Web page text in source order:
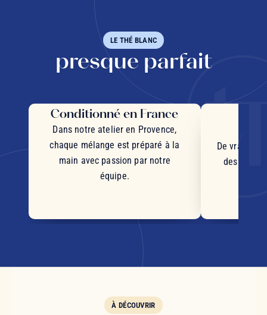
LE THÉ BLANC
presque parfait
Conditionné en France
Dans notre atelier en Provence,
chaque mélange est préparé à la
main avec passion par notre
équipe.
De vrais
des
À DÉCOUVRIR